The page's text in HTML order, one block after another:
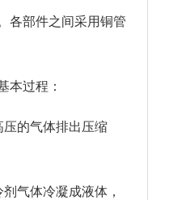
各部件之间采用铜管
本过程：
的气体排出压缩
气体冷凝成液体，